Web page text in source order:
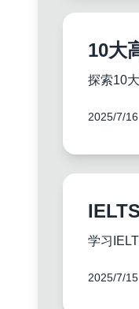
10大
探索10
2025/7/16
学习
2025/7/15